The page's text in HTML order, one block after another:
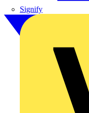
Signify